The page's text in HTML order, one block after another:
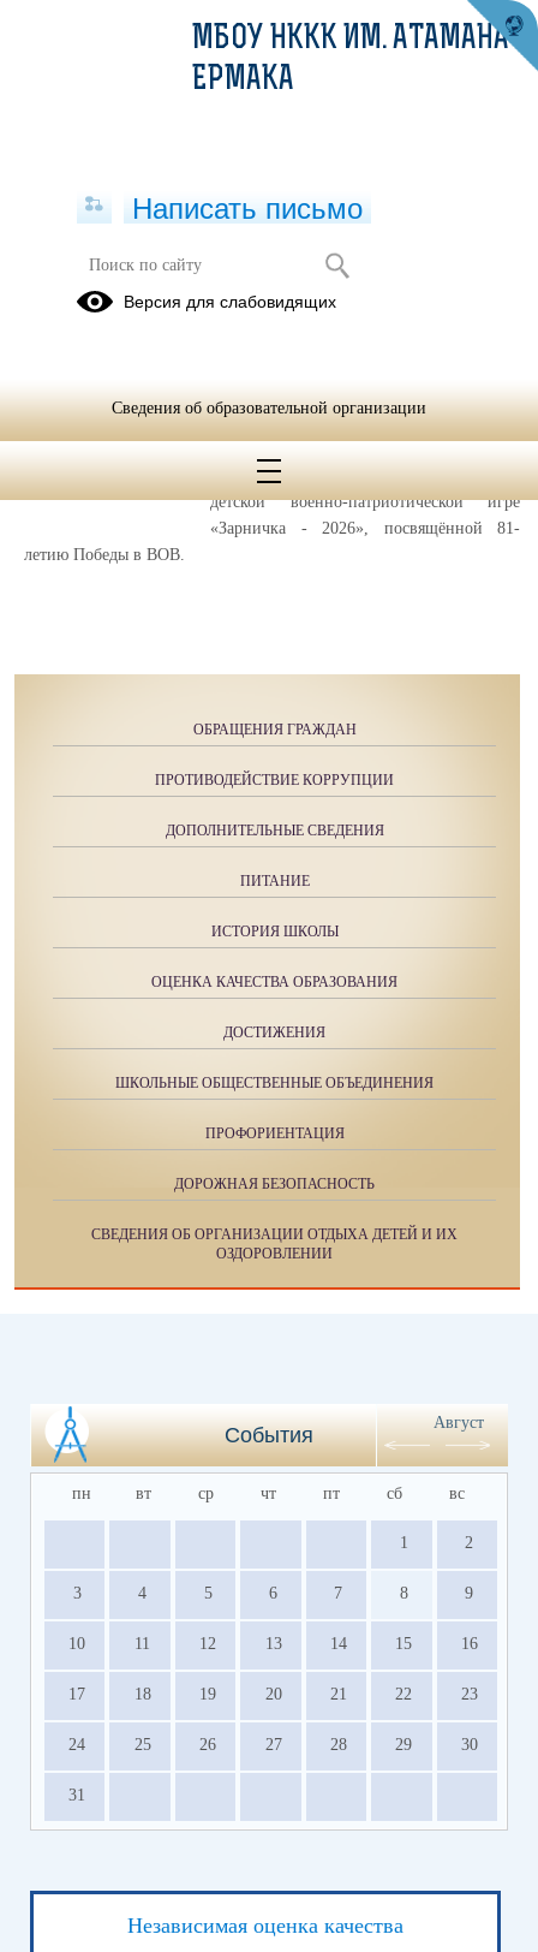
Публикации за 15.05.2026
15 мая 2026 года дети подготовительной
приняли участие в муниципальной
детской военно-патриотической игре
«Зарничка - 2026», посвящённой 81-
летию Победы в ВОВ.
ОБРАЩЕНИЯ ГРАЖДАН
ПРОТИВОДЕЙСТВИЕ КОРРУПЦИИ
ДОПОЛНИТЕЛЬНЫЕ СВЕДЕНИЯ
ПИТАНИЕ
ИСТОРИЯ ШКОЛЫ
ОЦЕНКА КАЧЕСТВА ОБРАЗОВАНИЯ
ДОСТИЖЕНИЯ
ШКОЛЬНЫЕ ОБЩЕСТВЕННЫЕ ОБЪЕДИНЕНИЯ
ПРОФОРИЕНТАЦИЯ
ДОРОЖНАЯ БЕЗОПАСНОСТЬ
СВЕДЕНИЯ ОБ ОРГАНИЗАЦИИ ОТДЫХА ДЕТЕЙ И ИХ
ОЗДОРОВЛЕНИИ
События
Август
пн вт ср чт пт сб вс
1 2
3 4 5 6 7 8 9
10 11 12 13 14 15 16
17 18 19 20 21 22 23
24 25 26 27 28 29 30
31
Независимая оценка качества
МБОУ НККК ИМ. АТАМАНА
ЕРМАКА
Написать письмо
Версия для слабовидящих
Сведения об образовательной организации